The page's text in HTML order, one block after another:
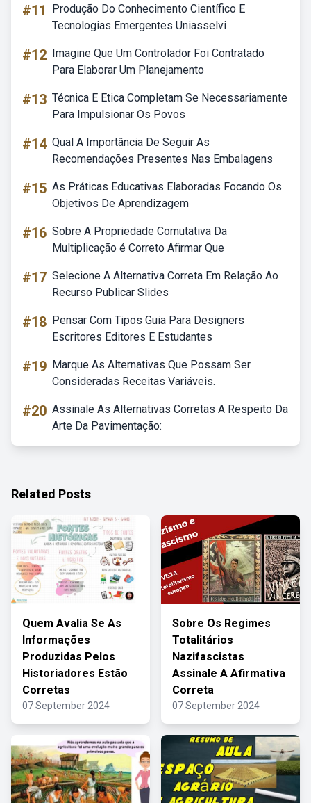
#11
Produção Do Conhecimento Científico E
Tecnologias Emergentes Uniasselvi
#12 Imagine Que Um Controlador Foi Contratado
Para Elaborar Um Planejamento
#13 Técnica E Etica Completam Se Necessariamente
Para Impulsionar Os Povos
#14 Qual A Importância De Seguir As
Recomendações Presentes Nas Embalagens
#15 As Práticas Educativas Elaboradas Focando Os
Objetivos De Aprendizagem
#16 Sobre A Propriedade Comutativa Da
Multiplicação é Correto Afirmar Que
#17 Selecione A Alternativa Correta Em Relação Ao
Recurso Publicar Slides
#18 Pensar Com Tipos Guia Para Designers
Escritores Editores E Estudantes
#19 Marque As Alternativas Que Possam Ser
Consideradas Receitas Variáveis.
#20 Assinale As Alternativas Corretas A Respeito Da
Arte Da Pavimentação:
Related Posts
Quem Avalia Se As
Informações
Produzidas Pelos
Historiadores Estão
Corretas
07 September 2024
Sobre Os Regimes
Totalitários
Nazifascistas
Assinale A Afirmativa
Correta
07 September 2024